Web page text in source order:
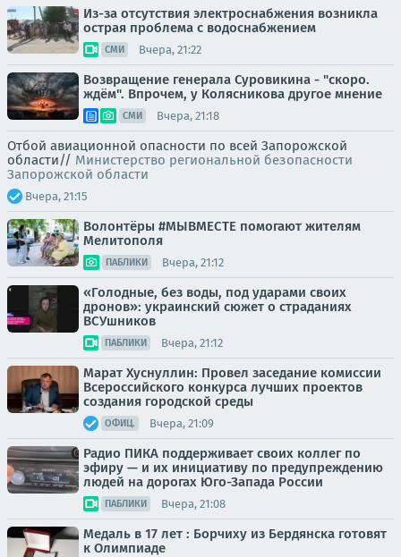
Из-за отсутствия электроснабжения возникла
острая проблема с водоснабжением
СМИ Вчера, 21:22
Возвращение генерала Суровикина - "скоро.
ждём". Впрочем, у Колясникова другое мнение
СМИ Вчера, 21:18
Отбой авиационной опасности по всей Запорожской
области// Министерство региональной безопасности
Запорожской области
Вчера, 21:15
Волонтёры #МЫВМЕСТЕ помогают жителям
Мелитополя
ПАБЛИКИ Вчера, 21:12
«Голодные, без воды, под ударами своих
дронов»: украинский сюжет о страданиях
ВСУшников
ПАБЛИКИ Вчера, 21:12
Марат Хуснуллин: Провел заседание комиссии
Всероссийского конкурса лучших проектов
создания городской среды
ОФИЦ. Вчера, 21:09
Радио ПИКА поддерживает своих коллег по
эфиру — и их инициативу по предупреждению
людей на дорогах Юго-Запада России
ПАБЛИКИ Вчера, 21:08
Медаль в 17 лет : Борчиху из Бердянска готовят
к Олимпиаде